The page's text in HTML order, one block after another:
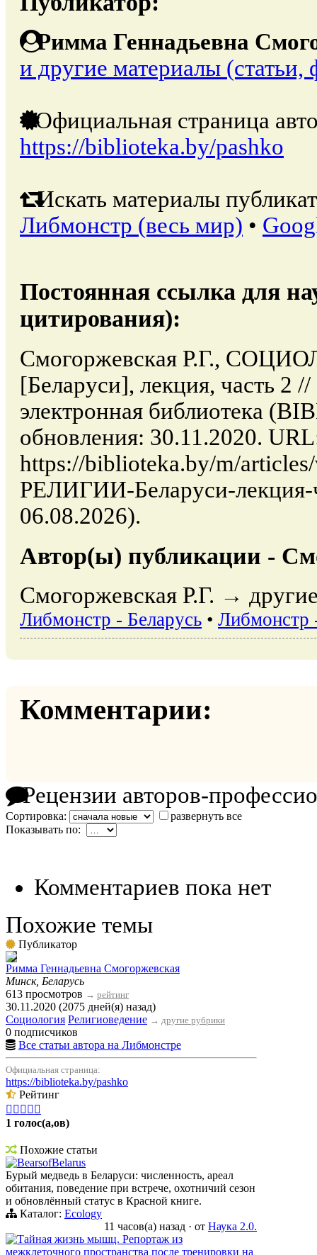
Римма Геннадьевна
и другие материалы
Официальная страница
https://biblioteka.by/pashko
Искать материалы
Либмонстр (весь мир) •
Постоянная ссылка для
цитирования):
Смогоржевская Р.Г.,
[Беларуси], лекция, часть 2
электронная библиотека
обновления: 30.11.2020.
https://biblioteka.by/m/
РЕЛИГИИ-Беларуси-лекция-
06.08.2026).
Автор(ы) публикации -
Смогоржевская Р.Г. →
Либмонстр - Беларусь • Либмонстр
Комментарии:
Рецензии авторов-
Сортировка:
развернуть все
Показывать по:
Комментариев пока нет
Похожие темы
Публикатор
Римма Геннадьевна Смогоржевская
Минск, Беларусь
613 просмотров → рейтинг
30.11.2020 (2075 дней(я) назад)
Социология Религиоведение → другие рубрики
0 подписчиков
Все статьи автора на Либмонстре
Официальная страница:
https://biblioteka.by/pashko
Рейтинг
    
1 голос(а,ов)
Похожие статьи
BearsofBelarus
Бурый медведь в Беларуси: численность, ареал
обитания, поведение при встрече, охотничий сезон
и обновлённый статус в Красной книге.
Каталог: Ecology
11 часов(а) назад · от Наука 2.0.
Тайная жизнь мышц. Репортаж из
межклеточного пространства после тренировки на